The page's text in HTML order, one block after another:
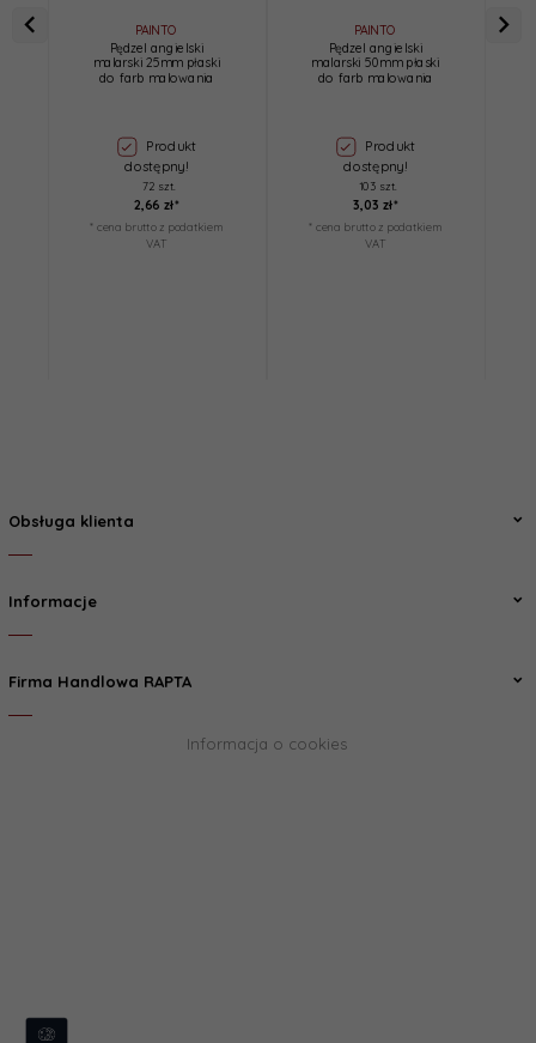
PAINTO
Pędzel angielski
malarski 25mm płaski
do farb malowania
Produkt
dostępny!
72 szt.
2, 66 zł*
* cena brutto z podatkiem
VAT
PAINTO
Pędzel angielski
malarski 50mm płaski
do farb malowania
Produkt
dostępny!
103 szt.
3, 03 zł*
* cena brutto z podatkiem
VAT
Obsługa klienta
Informacje
Firma Handlowa RAPTA
Informacja o cookies